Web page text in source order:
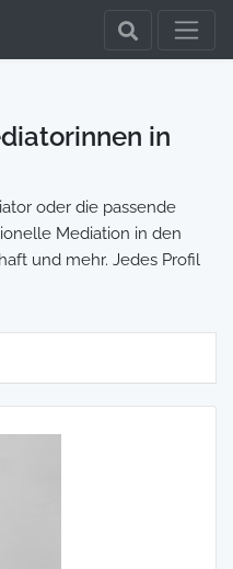
in
oder die passende
Mediation in den
und mehr. Jedes Profil
und
kontaktieren können.
sondern stellen die